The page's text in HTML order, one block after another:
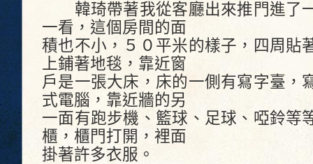
韓琦帶著我從客廳出來推門進了
一看，這個房間的面
積也不小，５０平米的樣子，四周貼
上鋪著地毯，靠近窗
戶是一張大床，床的一側有寫字臺，
式電腦，靠近牆的另
一面有跑步機、籃球、足球、啞鈴等
櫃，櫃門打開，裡面
掛著許多衣服。